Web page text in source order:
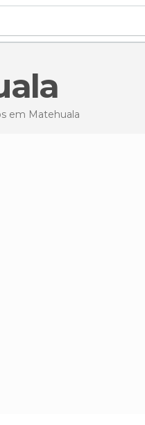
em Matehuala